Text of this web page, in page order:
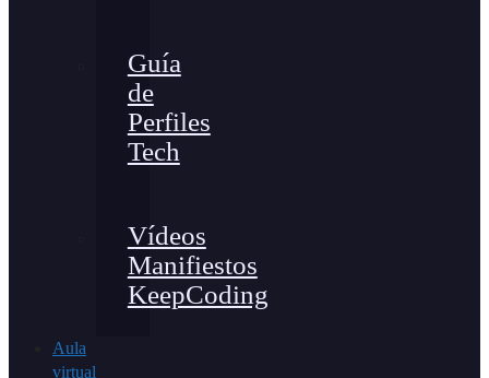
Guía
de
Perfiles
Tech
Vídeos
Manifiestos
KeepCoding
Aula
virtual